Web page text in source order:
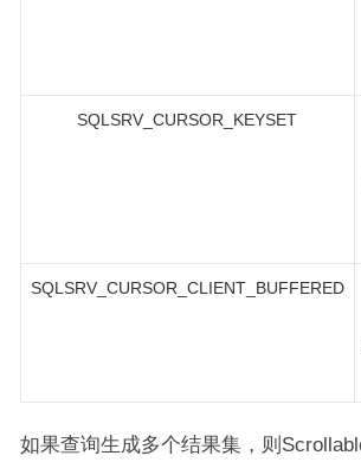
SQLSRV_CURSOR_KEYSET
SQLSRV_CURSOR_CLIENT_BUFFERED
如果查询生成多个结果集，则